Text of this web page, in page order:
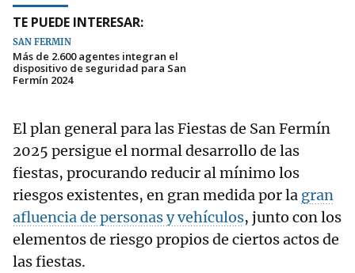
TE PUEDE INTERESAR:
SAN FERMÍN
Más de 2.600 agentes integran el
dispositivo de seguridad para San
Fermín 2024
El plan general para las Fiestas de San Fermín
2025 persigue el normal desarrollo de las
fiestas, procurando reducir al mínimo los
riesgos existentes, en gran medida por la gran
afluencia de personas y vehículos, junto con los
elementos de riesgo propios de ciertos actos de
las fiestas.